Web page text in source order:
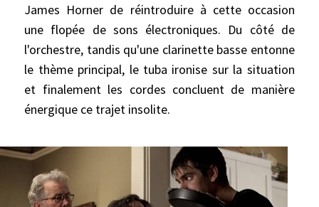
James Horner de réintroduire à cette occasion
une flopée de sons électroniques. Du côté de
l'orchestre, tandis qu'une clarinette basse entonne
le thème principal, le tuba ironise sur la situation
et finalement les cordes concluent de manière
énergique ce trajet insolite.